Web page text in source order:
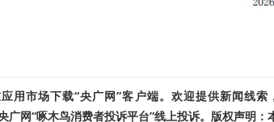
用市场下载“央广网”客户端。欢迎提供新闻线索
广网“啄木鸟消费者投诉平台”线上投诉。版权声明：